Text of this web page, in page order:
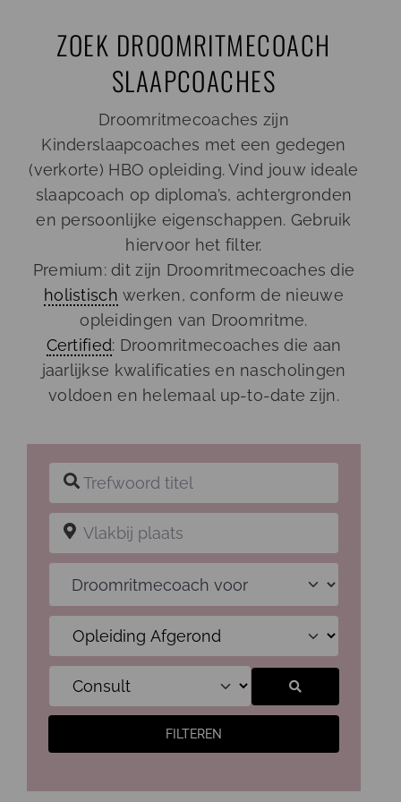
ZOEK DROOMRITMECOACH
SLAAPCOACHES
Droomritmecoaches zijn
Kinderslaapcoaches met een gedegen
(verkorte) HBO opleiding. Vind jouw ideale
slaapcoach op diploma’s, achtergronden
en persoonlijke eigenschappen. Gebruik
hiervoor het filter.
Premium: dit zijn Droomritmecoaches die
holistisch werken, conform de nieuwe
opleidingen van Droomritme.
Certified: Droomritmecoaches die aan
jaarlijkse kwalificaties en nascholingen
voldoen en helemaal up-to-date zijn.
Trefwoord titel
Vlakbij plaats
Droomritmecoach voor
FILTEREN